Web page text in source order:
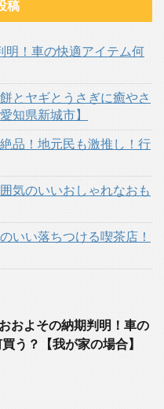
稿
明！車の快適アイテム何
とヤギとうさぎに癒やさ
知県新城市】
品！地元民も激推し！行
気のいいおしゃれなおも
いい落ちつける喫茶店！
およその納期判明！車の
う？【我が家の場合】